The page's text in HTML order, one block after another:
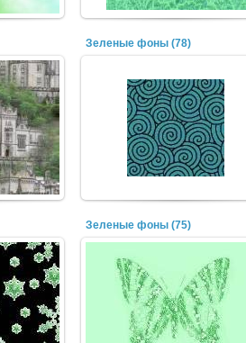
Зеленые фоны (78)
Зеленые фоны (75)